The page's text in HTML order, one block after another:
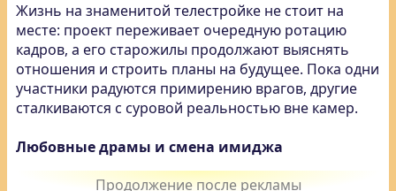
Жизнь на знаменитой телестройке не стоит на
месте: проект переживает очередную ротацию
кадров, а его старожилы продолжают выяснять
отношения и строить планы на будущее. Пока одни
участники радуются примирению врагов, другие
сталкиваются с суровой реальностью вне камер.
Любовные драмы и смена имиджа